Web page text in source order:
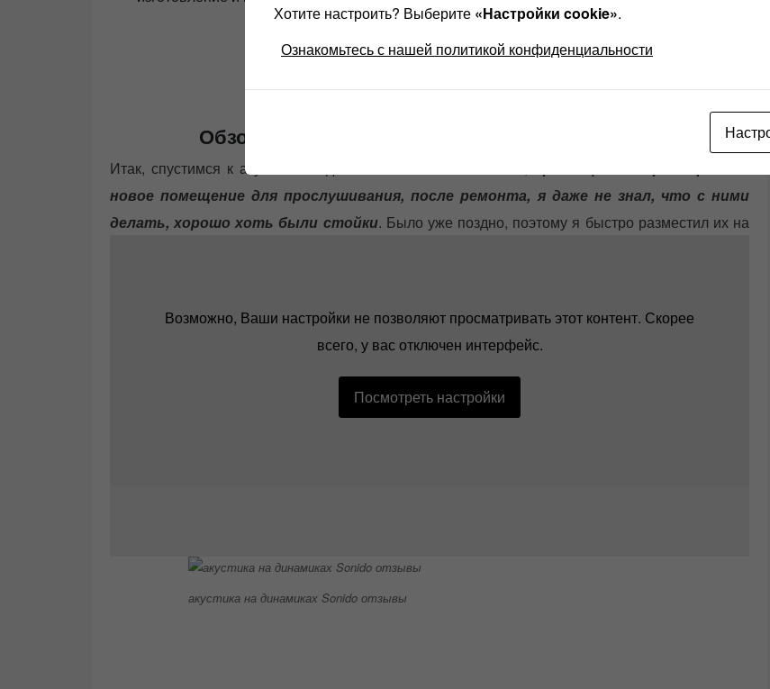
Обзор акустики на динамиках Sonido SWR145A
Итак, спустимся к акустике на динамиках Sonido SWR145A,
новое помещение для прослушивания, после ремонта, я даже не знал, что с ними
делать, хорошо хоть были стойки. Было уже поздно, поэтому я быстро разместил их на
Возможно, Ваши настройки не позволяют просматривать этот контент. Скорее
всего, у вас отключен интерфейс.
Посмотреть настройки
акустика на динамиках Sonido отзывы
Хотите настроить? Выберите «Настройки cookie».
Ознакомьтесь с нашей политикой конфиденциальности